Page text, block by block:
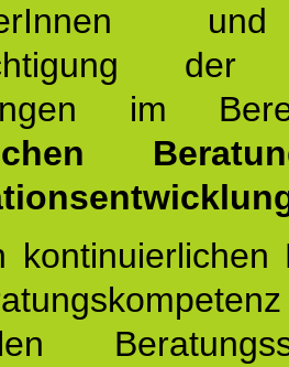
der
im
kontinuierlichen